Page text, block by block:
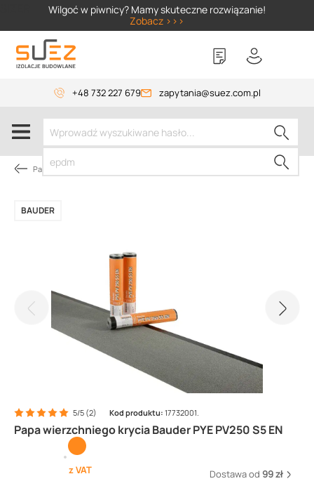
Wilgoć w piwnicy? Mamy skuteczne rozwiązanie!
Zobacz >>>
+48 732 227 679 zapytania@suez.com.pl
Papy dachowe
Papa wierzchniego krycia Bauder PYE PV250 S5 EN
BAUDER
5/5 (2) Kod produktu: 17732001.
z VAT Dostawa od 99 zł